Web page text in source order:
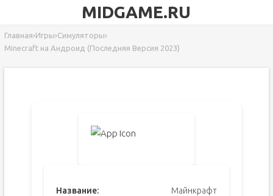
MIDGAME.RU
Главная›Игры›Симуляторы›
Minecraft на Андроид (Последняя Версия 2023)
Название: Майнкрафт